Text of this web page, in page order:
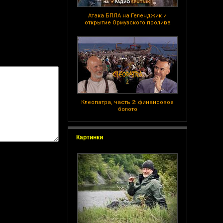
Атака БПЛА на Геленджик и
открытие Ормузского пролива
Клеопатра, часть 2: финансовое
болото
Картинки